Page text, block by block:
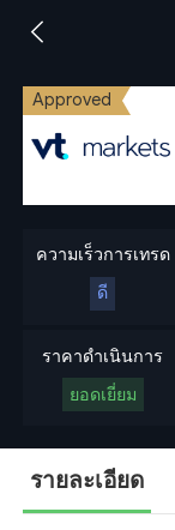
Approved
ความเร็วการเทรด
ดี
ราคาดำเนินการ
ยอดเยี่ยม
รายละเอียด